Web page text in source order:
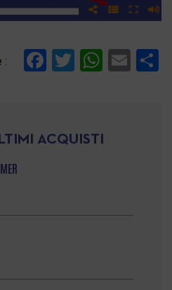
: Facebook
Twitter
ACQUISTI